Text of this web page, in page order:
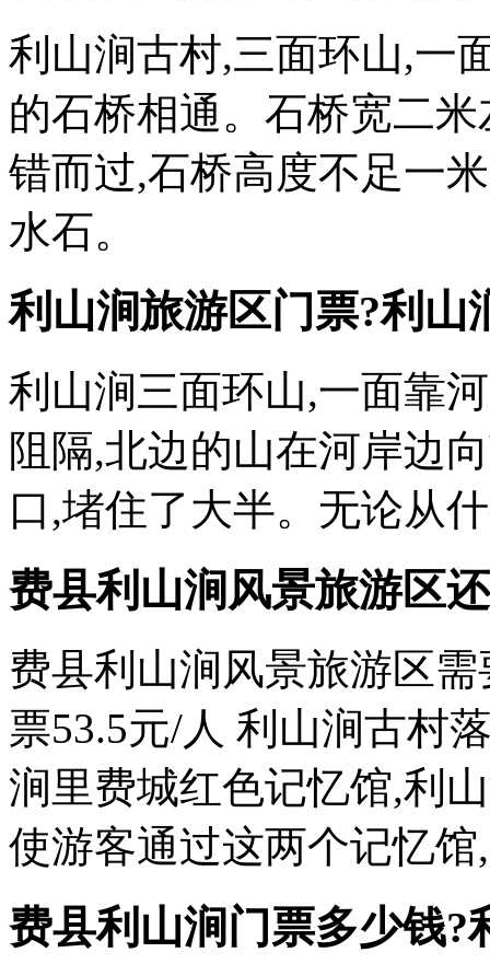
利山涧古村,三面环山,一
的石桥相通。石桥宽二
错而过,石桥高度不足一
水石。
利山涧旅游区门票?利山
利山涧三面环山,一面靠
阻隔,北边的山在河岸边
口,堵住了大半。无论从
费县利山涧风景旅游区
费县利山涧风景旅游区
票53.5元/人 利山涧古村
涧里费城红色记忆馆,利
使游客通过这两个记忆
费县利山涧门票多少钱?